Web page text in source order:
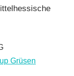
Strasse,
Vereine